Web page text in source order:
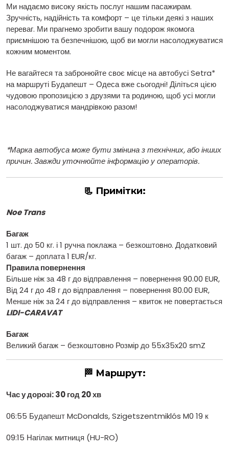
Ми надаємо високу якість послуг нашим пасажирам.
Зручність, надійність та комфорт – це тільки деякі з наших
переваг. Ми прагнемо зробити вашу подорож якомога
приємнішою та безпечнішою, щоб ви могли насолоджуватися
кожним моментом.
Не вагайтеся та забронюйте своє місце на автобусі Setra*
на маршруті Будапешт – Одеса вже сьогодні! Діліться цією
чудовою пропозицією з друзями та родиною, щоб усі могли
насолоджуватися мандрівкою разом!
*Марка автобуса може бути змінина з технічних, або інших
причин. Завжди уточнюйте інформацію у операторів.
📃 Примітки:
Noe Trans
Багаж
1 шт. до 50 кг. і 1 ручна поклажа – безкоштовно. Додатковий
багаж – доплата 1 EUR/кг.
Правила повернення
Більше ніж за 48 г до відправлення – повернення 90.00 EUR,
Від 24 г до 48 г до відправлення – повернення 80.00 EUR,
Менше ніж за 24 г до відправлення – квиток не повертається
LIDI-CARAVAT
Багаж
Великий багаж – безкоштовно Розмір до 55x35x20 smZ
🏁 Маршрут:
Час у дорозі: 30 год 20 хв
06:55 Будапешт McDonalds, Szigetszentmiklós M0 19 к
09:15 Нагілак митниця (HU-RO)